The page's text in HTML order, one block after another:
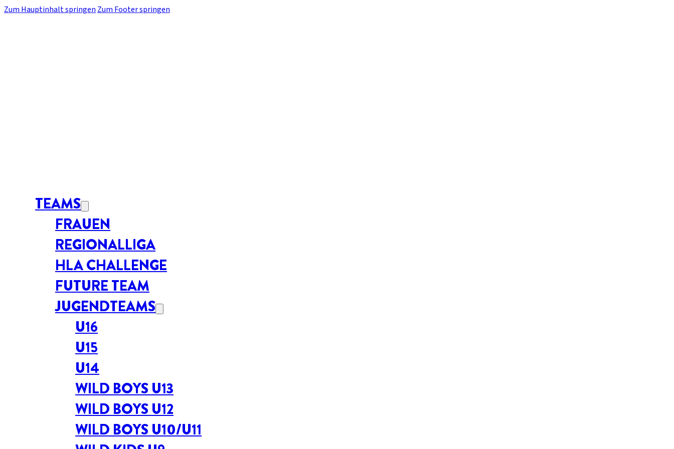
Zum Hauptinhalt springen Zum Footer springen
TEAMS
FRAUEN
REGIONALLIGA
HLA CHALLENGE
FUTURE TEAM
JUGENDTEAMS
U16
U15
U14
WILD BOYS U13
WILD BOYS U12
WILD BOYS U10/U11